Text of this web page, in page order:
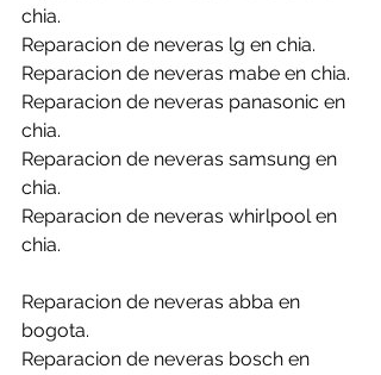
chia.
Reparacion de neveras lg en chia.
Reparacion de neveras mabe en chia.
Reparacion de neveras panasonic en
chia.
Reparacion de neveras samsung en
chia.
Reparacion de neveras whirlpool en
chia.
Reparacion de neveras abba en
bogota.
Reparacion de neveras bosch en